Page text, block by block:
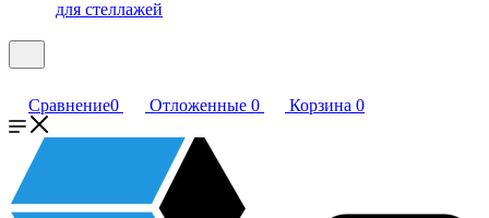
для стеллажей
Сравнение0 Отложенные 0 Корзина 0